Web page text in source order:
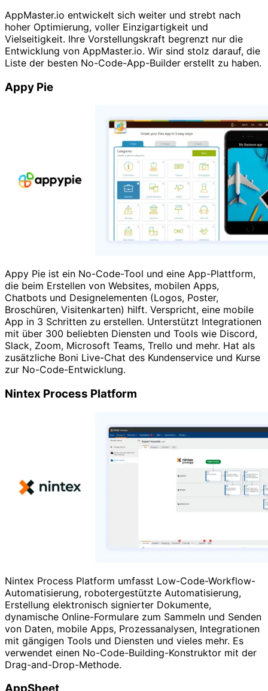
AppMaster.io entwickelt sich weiter und strebt nach
hoher Optimierung, voller Einzigartigkeit und
Vielseitigkeit. Ihre Vorstellungskraft begrenzt nur die
Entwicklung von AppMaster.io. Wir sind stolz darauf, die
Liste der besten No-Code-App-Builder erstellt zu haben.
Appy Pie
Appy Pie ist ein No-Code-Tool und eine App-Plattform,
die beim Erstellen von Websites, mobilen Apps,
Chatbots und Designelementen (Logos, Poster,
Broschüren, Visitenkarten) hilft. Verspricht, eine mobile
App in 3 Schritten zu erstellen. Unterstützt Integrationen
mit über 300 beliebten Diensten und Tools wie Discord,
Slack, Zoom, Microsoft Teams, Trello und mehr. Hat als
zusätzliche Boni Live-Chat des Kundenservice und Kurse
zur No-Code-Entwicklung.
Nintex Process Platform
Nintex Process Platform umfasst Low-Code-Workflow-
Automatisierung, robotergestützte Automatisierung,
Erstellung elektronisch signierter Dokumente,
dynamische Online-Formulare zum Sammeln und Senden
von Daten, mobile Apps, Prozessanalysen, Integrationen
mit gängigen Tools und Diensten und vieles mehr. Es
verwendet einen No-Code-Building-Konstruktor mit der
Drag-and-Drop-Methode.